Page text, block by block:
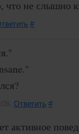
что не слышно
#
Ответить #
активное